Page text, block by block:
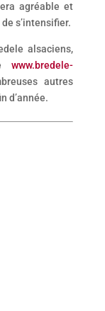
agréable et
s’intensifier.
alsaciens,
www.bredele-
autres
d’année.